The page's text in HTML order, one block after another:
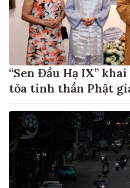
“Sen Đầu Hạ IX”
tỏa tinh thần Phật